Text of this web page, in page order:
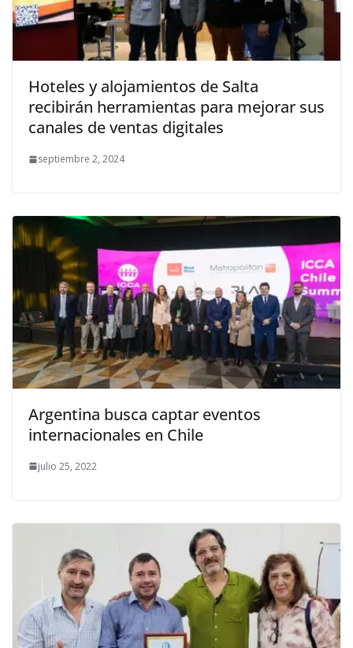
Hoteles y alojamientos de Salta
recibirán herramientas para mejorar sus
canales de ventas digitales
septiembre 2, 2024
Argentina busca captar eventos
internacionales en Chile
julio 25, 2022